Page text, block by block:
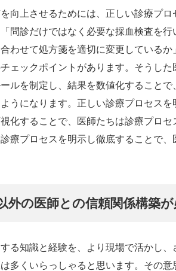
向上させるためには、正しい診療プ
問診だけではなく必要な採血検査を
合わせて処方箋を適切に変更している
ェックポイントがあります。そうし
ルを制定し、結果を数値化すること
うになります。正しい診療プロセス
化することで、医師たちは診療プロ
療プロセスを明示し徹底することで
外の医師との信頼関係構築
る知識と経験を、より現場で活かし
多くいらっしゃると思います。その